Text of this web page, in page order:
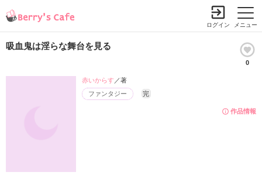
メニュー
ログイン
吸血鬼は淫らな舞台を見る
0
作品情報
ファンタジー 完
赤いからす ／著